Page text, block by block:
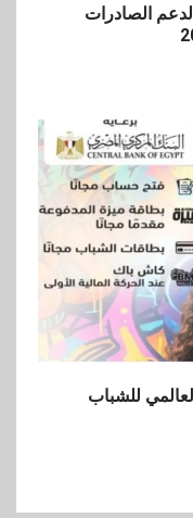
لدعم الصادرات
للشباب